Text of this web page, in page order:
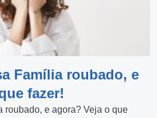
Família roubado, e
fazer!
roubado, e agora? Veja o que